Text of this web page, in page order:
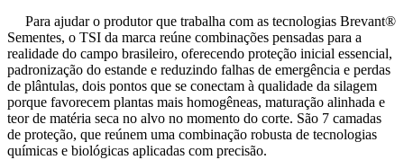
Para ajudar o produtor que trabalha com as tecnologias Brevant®
Sementes, o TSI da marca reúne combinações pensadas para a
realidade do campo brasileiro, oferecendo proteção inicial essencial,
padronização do estande e reduzindo falhas de emergência e perdas
de plântulas, dois pontos que se conectam à qualidade da silagem
porque favorecem plantas mais homogêneas, maturação alinhada e
teor de matéria seca no alvo no momento do corte. São 7 camadas
de proteção, que reúnem uma combinação robusta de tecnologias
químicas e biológicas aplicadas com precisão.